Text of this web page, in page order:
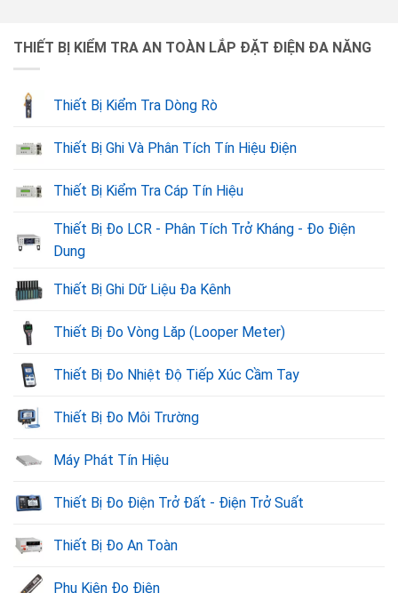
THIẾT BỊ KIỂM TRA AN TOÀN LẮP ĐẶT ĐIỆN ĐA NĂNG
Thiết Bị Kiểm Tra Dòng Rò
Thiết Bị Ghi Và Phân Tích Tín Hiệu Điện
Thiết Bị Kiểm Tra Cáp Tín Hiệu
Thiết Bị Đo LCR - Phân Tích Trở Kháng - Đo Điện
Dung
Thiết Bị Ghi Dữ Liệu Đa Kênh
Thiết Bị Đo Vòng Lăp (Looper Meter)
Thiết Bị Đo Nhiệt Độ Tiếp Xúc Cầm Tay
Thiết Bị Đo Môi Trường
Máy Phát Tín Hiệu
Thiết Bị Đo Điện Trở Đất - Điện Trở Suất
Thiết Bị Đo An Toàn
Phụ Kiện Đo Điện